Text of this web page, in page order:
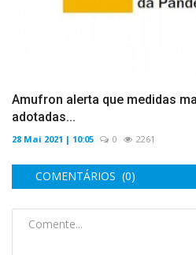
Amufron alerta que medidas
adotadas...
28 Mai 2021 | 10:05 0 2261
COMENTÁRIOS (0)